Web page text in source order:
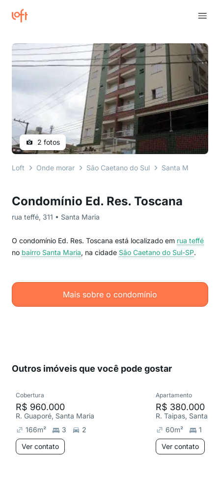
Condomínio Ed. Res. Toscana
rua teffé, 311 • Santa Maria
O condomínio Ed. Res. Toscana está localizado em rua teffé
no bairro Santa Maria, na cidade São Caetano do Sul-SP.
Mais sobre o condomínio
2 fotos
Loft Onde morar São Caetano do Sul Santa Maria
Outros imóveis que você pode gostar
Cobertura
R$ 960.000
R. Guaporé, Santa Maria
166m² 3
2
Ver contato
Apartamento
R$ 380.000
R. Taipas, Santa
60m² 1
Ver contato